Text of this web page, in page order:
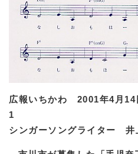
広報いちかわ 2001年4月
1
シンガーソングライター 井